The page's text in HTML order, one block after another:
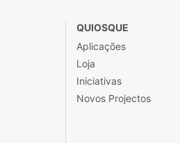
QUIOSQUE
Aplicações
Loja
Iniciativas
Novos Projectos